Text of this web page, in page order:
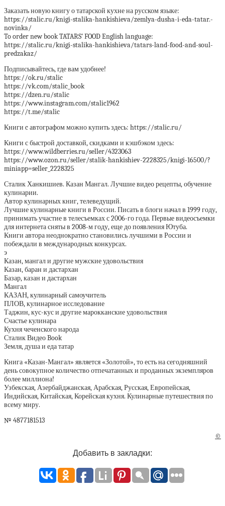
Заказать новую книгу о татарской кухне на русском языке:
https://stalic.ru/knigi-stalika-hankishieva/zemlya-dusha-i-eda-tatar.-
novinka/
To order new book TATARS’ FOOD English language:
https://stalic.ru/knigi-stalika-hankishieva/tatars-land-food-and-soul-
predzakaz/
Подписывайтесь, где вам удобнее!
https://ok.ru/stalic
https://vk.com/stalic_book
https://dzen.ru/stalic
https://www.instagram.com/stalic1962
https://t.me/stalic
Книги c автографом можно купить здесь: https://stalic.ru/
Книги с быстрой доставкой, скидками и кэшбэком здесь:
https://www.wildberries.ru/seller/4323063
https://www.ozon.ru/seller/stalik-hankishiev-2228325/knigi-16500/?
miniapp=seller_2228325
Сталик Ханкишиев. Казан Мангал. Лучшие видео рецепты, обучение
кулинарии.
Автор кулинарных книг, телеведущий.
Лучшие кулинарные книги в России. Писать в блоги начал в 1999 году,
принимать участие в телесъемках с 2006-го года. Первые видеосъемки
для интернета сняты в 2008-м году, еще до появления Ютуба.
Книги автора неоднократно становились лучшими в России и
побеждали в международных конкурсах.
э
Казан, мангал и другие мужские удовольствия
Казан, баран и дастархан
Базар, казан и дастархан
Мангал
КАЗАН, кулинарный самоучитель
ПЛОВ, кулинарное исследование
Таджин, кус-кус и другие марокканские удовольствия
Счастье кулинара
Кухня чеченского народа
Сталик Видео Book
Земля, душа и еда татар
Книга «Казан-Мангал» является «Золотой», то есть на сегодняшний
день совокупное количество отпечатанных и проданных экземпляров
более миллиона!
Узбекская, Азербайджанская, Арабская, Русская, Европейская,
Индийская, Китайская, Корейская кухня. Кулинарные путешествия по
всему миру.
№ 4877181513
©
Добавить в закладки: